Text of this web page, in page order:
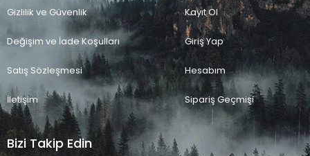
Gizlilik ve Güvenlik
Değişim ve İade Koşulları
Satış Sözleşmesi
İletişim
Kayıt Ol
Giriş Yap
Hesabım
Sipariş Geçmişi
Bizi Takip Edin